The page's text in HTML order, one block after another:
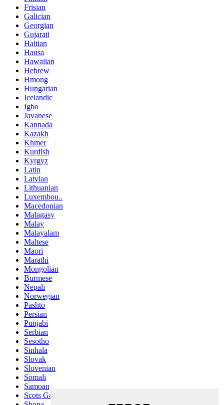
Frisian
Galician
Georgian
Gujarati
Haitian
Hausa
Hawaiian
Hebrew
Hmong
Hungarian
Icelandic
Igbo
Javanese
Kannada
Kazakh
Khmer
Kurdish
Kyrgyz
Latin
Latvian
Lithuanian
Luxembou..
Macedonian
Malagasy
Malay
Malayalam
Maltese
Maori
Marathi
Mongolian
Burmese
Nepali
Norwegian
Pashto
Persian
Punjabi
Serbian
Sesotho
Sinhala
Slovak
Slovenian
Somali
Samoan
Scots Gaelic